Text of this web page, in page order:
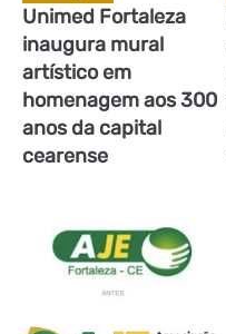
Unimed Fortaleza
inaugura mural
artístico em
homenagem aos 300
anos da capital
cearense